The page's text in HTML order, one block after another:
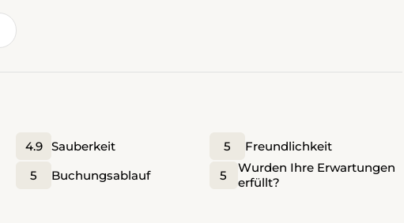
4.9 Sauberkeit 5
Freundlichkeit
5
Buchungsablauf 5
Wurden Ihre Erwartungen
erfüllt?